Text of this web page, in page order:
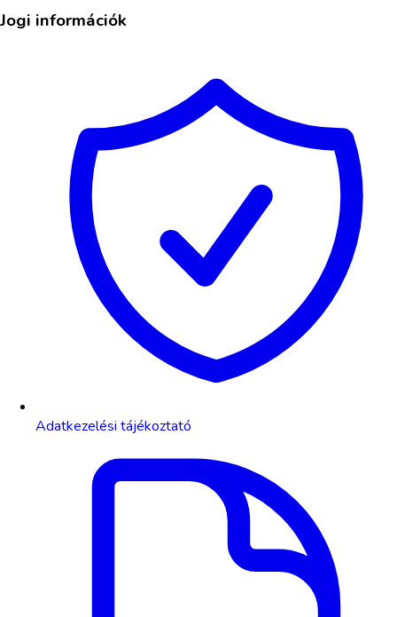
Jogi információk
Adatkezelési tájékoztató